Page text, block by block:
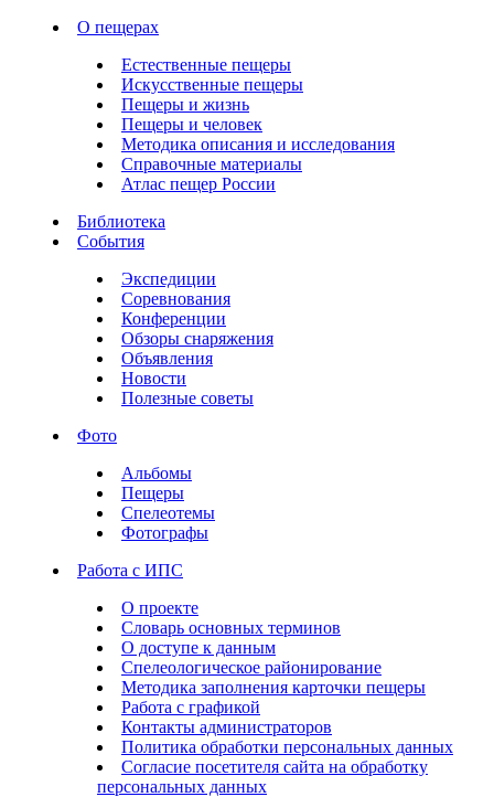
О пещерах
Естественные пещеры
Искусственные пещеры
Пещеры и жизнь
Пещеры и человек
Методика описания и исследования
Справочные материалы
Атлас пещер России
Библиотека
События
Экспедиции
Соревнования
Конференции
Обзоры снаряжения
Объявления
Новости
Полезные советы
Фото
Альбомы
Пещеры
Спелеотемы
Фотографы
Работа с ИПС
О проекте
Словарь основных терминов
О доступе к данным
Спелеологическое районирование
Методика заполнения карточки пещеры
Работа с графикой
Контакты администраторов
Политика обработки персональных данных
Согласие посетителя сайта на обработку
персональных данных